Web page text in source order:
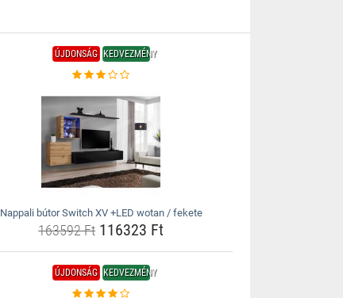
ÚJDONSÁG KEDVEZMÉNY
Nappali bútor Switch XV +LED wotan / fekete
163592 Ft 116323 Ft
ÚJDONSÁG KEDVEZMÉNY